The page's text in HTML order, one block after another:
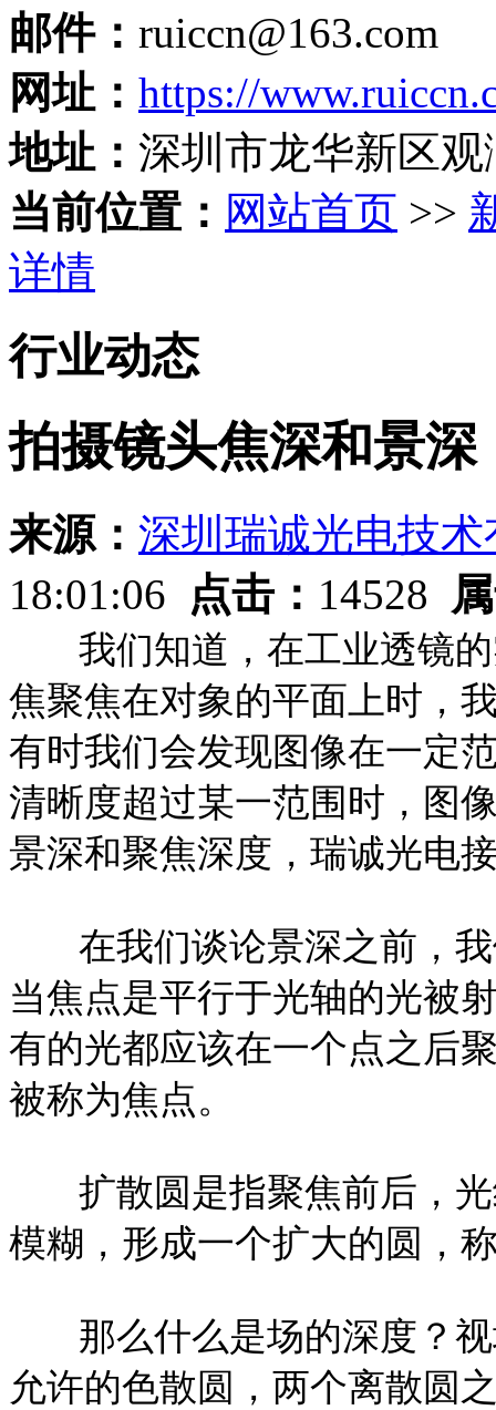
邮件： ruiccn@163.com
网址： https://
地址： 深圳市龙华新区
当前位置： 网站首页 >>
详情
行业动态
拍摄镜头焦深和景深
来源： 深圳瑞诚光电技
18:01:06
点击： 14528
我们知道，在工业透镜的
焦聚焦在对象的平面上时，
有时我们会发现图像在一定
清晰度超过某一范围时，图
景深和聚焦深度，瑞诚光电
在我们谈论景深之前，
当焦点是平行于光轴的光被
有的光都应该在一个点之后
被称为焦点。
扩散圆是指聚焦前后，
模糊，形成一个扩大的圆，
那么什么是场的深度？
允许的色散圆，两个离散圆